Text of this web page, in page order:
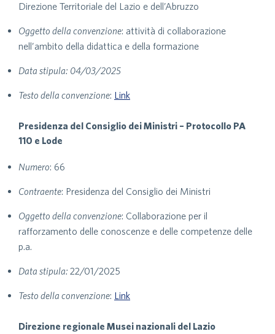
Direzione Territoriale del Lazio e dell’Abruzzo
Oggetto della convenzione: attività di collaborazione
nell’ambito della didattica e della formazione
Data stipula: 04/03/2025
Testo della convenzione: Link
Presidenza del Consiglio dei Ministri – Protocollo PA
110 e Lode
Numero: 66
Contraente: Presidenza del Consiglio dei Ministri
Oggetto della convenzione: Collaborazione per il
rafforzamento delle conoscenze e delle competenze delle
p.a.
Data stipula: 22/01/2025
Testo della convenzione: Link
Direzione regionale Musei nazionali del Lazio